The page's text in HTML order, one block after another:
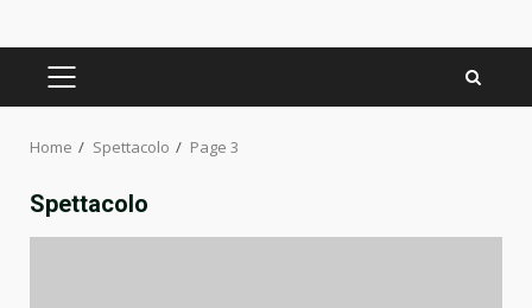
PRIMARY
Home Spettacolo Page 3
Spettacolo